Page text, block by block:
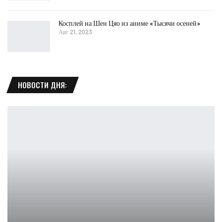
Косплей на Шен Цяо из аниме «Тысячи осеней»
Авг 21, 2023
НОВОСТИ ДНЯ: